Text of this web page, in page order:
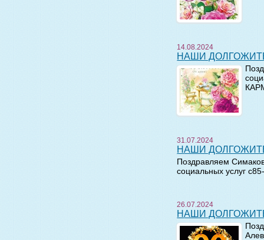
14.08.2024
НАШИ
31.07.2024
НАШИ
Поздравляем
социальных услуг
26.07.2024
НАШИ